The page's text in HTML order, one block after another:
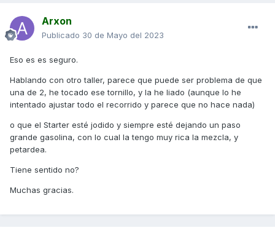
Arxon
Publicado 30 de Mayo del 2023
Eso es es seguro.
Hablando con otro taller, parece que puede ser problema de que
una de 2, he tocado ese tornillo, y la he liado (aunque lo he
intentado ajustar todo el recorrido y parece que no hace nada)
o que el Starter esté jodido y siempre esté dejando un paso
grande gasolina, con lo cual la tengo muy rica la mezcla, y
petardea.
Tiene sentido no?
Muchas gracias.